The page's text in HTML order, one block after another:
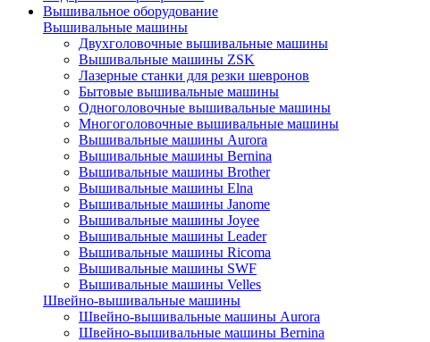
Вышивальное оборудование
Вышивальные машины
Двухголовочные вышивальные машины
Вышивальные машины ZSK
Лазерные станки для резки шевронов
Бытовые вышивальные машины
Одноголовочные вышивальные машины
Многоголовочные вышивальные машины
Вышивальные машины Aurora
Вышивальные машины Bernina
Вышивальные машины Brother
Вышивальные машины Elna
Вышивальные машины Janome
Вышивальные машины Joyee
Вышивальные машины Leader
Вышивальные машины Ricoma
Вышивальные машины SWF
Вышивальные машины Velles
Швейно-вышивальные машины
Швейно-вышивальные машины Aurora
Швейно-вышивальные машины Bernina